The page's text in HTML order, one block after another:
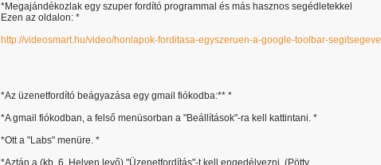
*Megajándékozlak egy szuper fordító programmal és más hasznos segédletekkel
Ezen az oldalon: *
http://videosmart.hu/video/honlapok-forditasa-egyszeruen-a-google-toolbar-segitsegevel
*Az üzenetfordító beágyazása egy gmail fiókodba:** *
*A gmail fiókodban, a felső menüsorban a "Beállítások"-ra kell kattintani. *
*Ott a "Labs" menüre. *
*Aztán a (kb. 6. Helyen levő) "Üzenetfordítás"-t kell engedélyezni. (Pötty